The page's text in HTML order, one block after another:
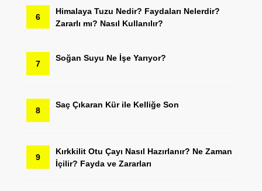
6
Himalaya Tuzu Nedir? Faydaları Nelerdir?
Zararlı mı? Nasıl Kullanılır?
7
Soğan Suyu Ne İşe Yarıyor?
8
Saç Çıkaran Kür ile Kelliğe Son
9
Kırkkilit Otu Çayı Nasıl Hazırlanır? Ne Zaman
İçilir? Fayda ve Zararları